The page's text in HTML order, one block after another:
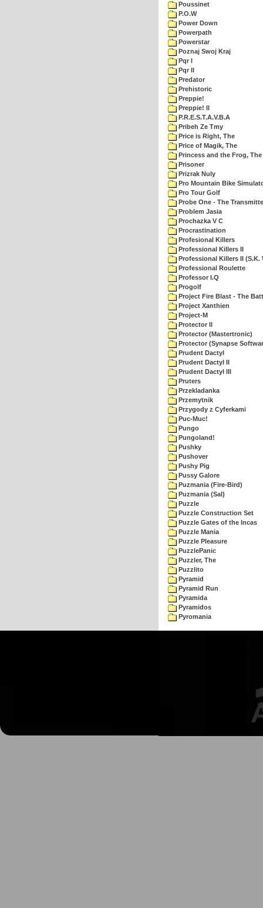
Poussinet
P.O.W
Power Down
Powerpath
Powerstar
Poznaj Swoj Kraj
Pqr I
Pqr II
Predator
Prehistoric
Preppie!
Preppie! II
P.R.E.S.T.A.V.B.A
Pribeh Ze Tmy
Price is Right, The
Price of Magik, The
Princess and the Frog, The
Prisoner
Prizrak Nuly
Pro Mountain Bike
Pro Tour Golf
Probe One - The
Problem Jasia
Prochazka V C
Procrastination
Profesional Killers
Professional Killers II
Professional Killers II (S.K.
Professional Roulette
Professor I.Q
Progolf
Project Fire Blast - The
Project Xanthien
Project-M
Protector II
Protector (Mastertronic)
Protector (Synapse
Prudent Dactyl
Prudent Dactyl II
Prudent Dactyl III
Pruters
Przekladanka
Przemytnik
Przygody z Cyferkami
Puc-Muc!
Pungo
Pungoland!
Pushky
Pushover
Pushy Pig
Pussy Galore
Puzmania (Fire-Bird)
Puzmania (Sal)
Puzzle
Puzzle Construction Set
Puzzle Gates of the Incas
Puzzle Mania
Puzzle Pleasure
PuzzlePanic
Puzzler, The
Puzzlito
Pyramid
Pyramid Run
Pyramida
Pyramidos
Pyromania